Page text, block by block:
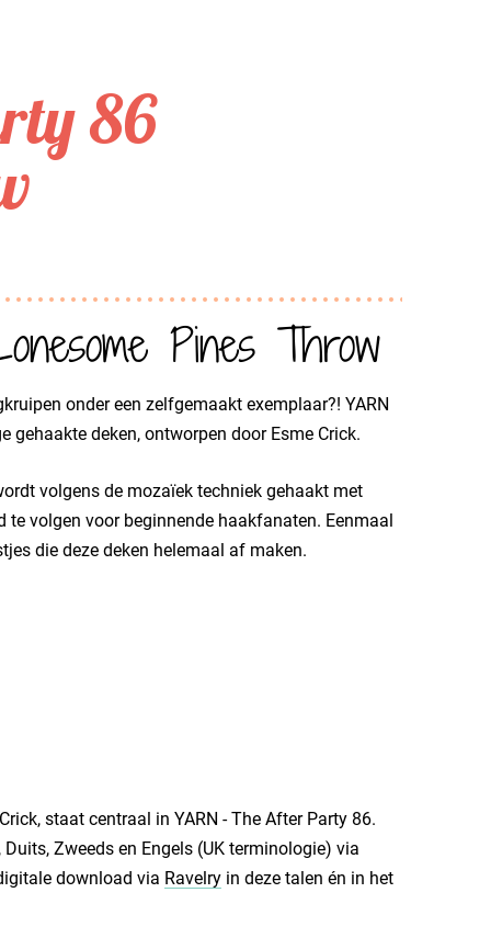
86
Pines Throw
onder een zelfgemaakt exemplaar?! YARN
gehaakte deken, ontworpen door Esme Crick.
volgens de mozaïek techniek gehaakt met
te volgen voor beginnende haakfanaten. Eenmaal
die deze deken helemaal af maken.
staat centraal in YARN - The After Party 86.
Zweeds en Engels (UK terminologie) via
download via Ravelryin deze talen én in het